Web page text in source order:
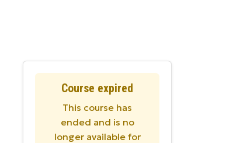
Course expired
This course has
ended and is no
longer available for